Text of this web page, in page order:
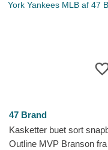
47 Brand
Kasketter buet sort
Outline MVP Branson fra